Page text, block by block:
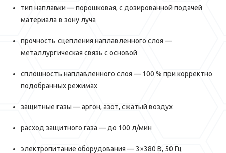
тип наплавки — порошковая, с дозированной подачей
материала в зону луча
прочность сцепления наплавленного слоя —
металлургическая связь с основой
сплошность наплавленного слоя — 100 % при корректно
подобранных режимах
защитные газы — аргон, азот, сжатый воздух
расход защитного газа — до 100 л/мин
электропитание оборудования — 3×380 В, 50 Гц